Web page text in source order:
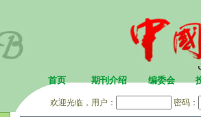
首页 期刊介绍 编委会
欢迎光临，用户： 密码：